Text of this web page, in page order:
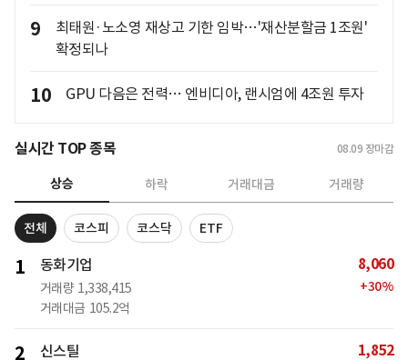
9
최태원·노소영 재상고 기한 임박…'재산분할금 1조원'
확정되나
10 GPU 다음은 전력… 엔비디아, 랜시엄에 4조원 투자
실시간 TOP 종목 08.09 장마감
상승 하락 거래대금 거래량
전체 코스피 코스닥 ETF
1 동화기업
거래량 1,338,415
거래대금 105.2억
8,060
+30%
2 신스틸 1,852